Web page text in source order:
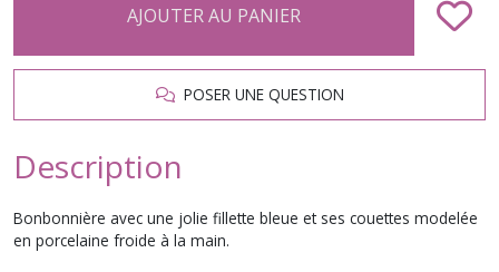
AJOUTER AU PANIER
POSER UNE QUESTION
Description
Bonbonnière avec une jolie fillette bleue et ses couettes modelée
en porcelaine froide à la main.